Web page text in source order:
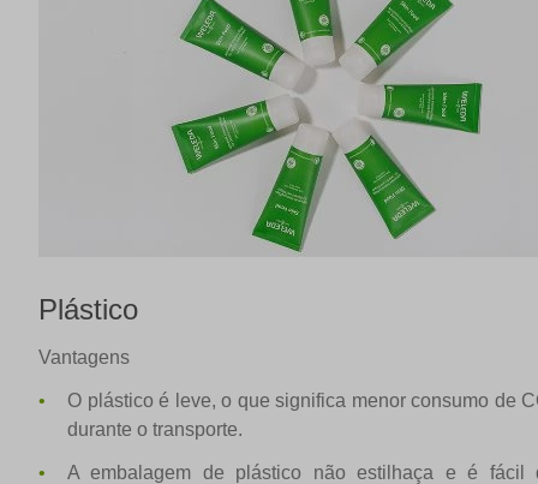
Plástico
Vantagens
O plástico é leve, o que significa menor consumo de
durante o transporte.
A embalagem de plástico não estilhaça e é fácil